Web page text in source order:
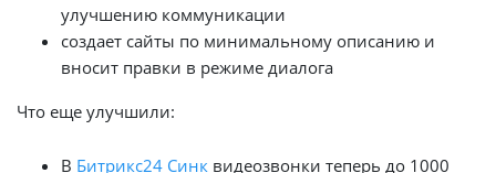
улучшению коммуникации
создает сайты по минимальному описанию и
вносит правки в режиме диалога
Что еще улучшили:
В Битрикс24 Синк видеозвонки теперь до 1000